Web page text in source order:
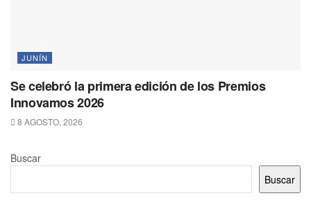
JUNÍN
Se celebró la primera edición de los Premios
Innovamos 2026
8 AGOSTO, 2026
Buscar
Buscar